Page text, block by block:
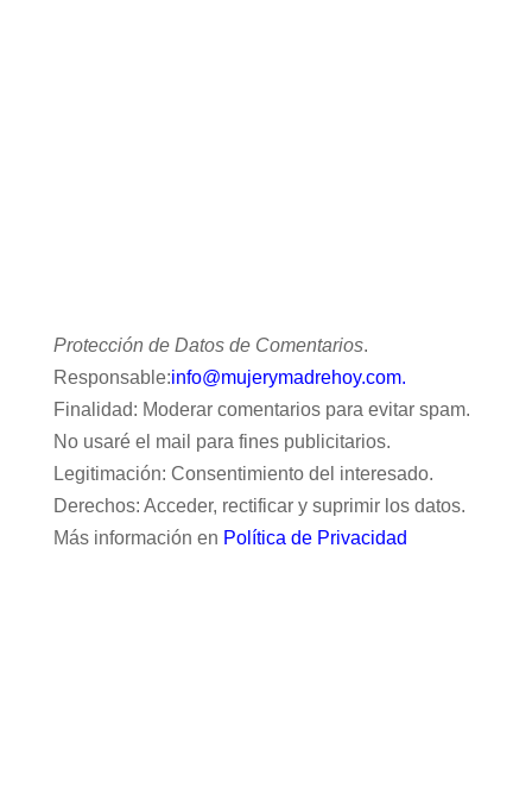
Protección de Datos de Comentarios.
Responsable:info@mujerymadrehoy.com.
Finalidad: Moderar comentarios para evitar spam.
No usaré el mail para fines publicitarios.
Legitimación: Consentimiento del interesado.
Derechos: Acceder, rectificar y suprimir los datos.
Más información en Política de Privacidad